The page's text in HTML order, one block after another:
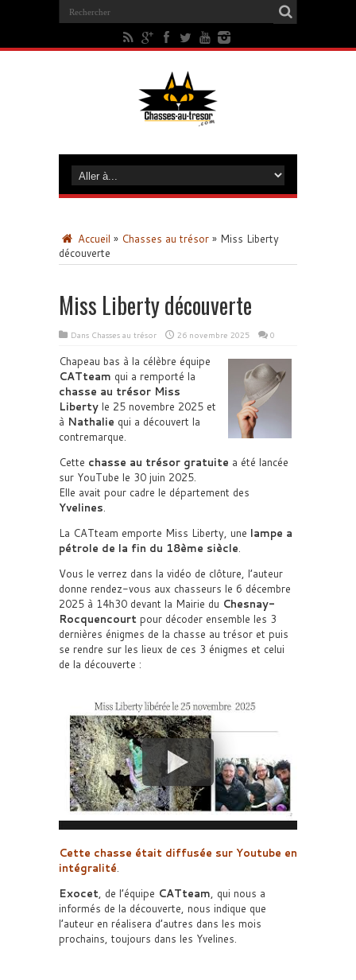
Accueil » Chasses au trésor » Miss Liberty
découverte
Miss Liberty découverte
Dans Chasses au trésor 26 novembre 2025 0
Chapeau bas à la célèbre équipe
CATteam qui a remporté la
chasse au trésor Miss
Liberty le 25 novembre 2025 et
à Nathalie qui a découvert la
contremarque.
Cette chasse au trésor gratuite a été lancée
sur YouTube le 30 juin 2025.
Elle avait pour cadre le département des
Yvelines.
La CATteam emporte Miss Liberty, une lampe a
pétrole de la fin du 18ème siècle.
Vous le verrez dans la vidéo de clôture, l’auteur
donne rendez-vous aux chasseurs le 6 décembre
2025 à 14h30 devant la Mairie du Chesnay-
Rocquencourt pour décoder ensemble les 3
dernières énigmes de la chasse au trésor et puis
se rendre sur les lieux de ces 3 énigmes et celui
de la découverte :
Cette chasse était diffusée sur Youtube en
intégralité.
Exocet, de l’équipe CATteam, qui nous a
informés de la découverte, nous indique que
l’auteur en réalisera d’autres dans les mois
prochains, toujours dans les Yvelines.